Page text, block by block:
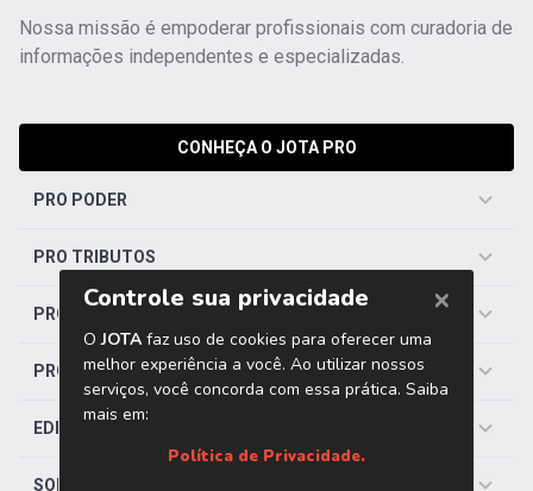
Nossa missão é empoderar profissionais com curadoria de
informações independentes e especializadas.
CONHEÇA O JOTA PRO
PRO PODER
PRO TRIBUTOS
PRO TRABALHISTA
PRO SAÚDE
EDITORIAS
SOBRE O JOTA